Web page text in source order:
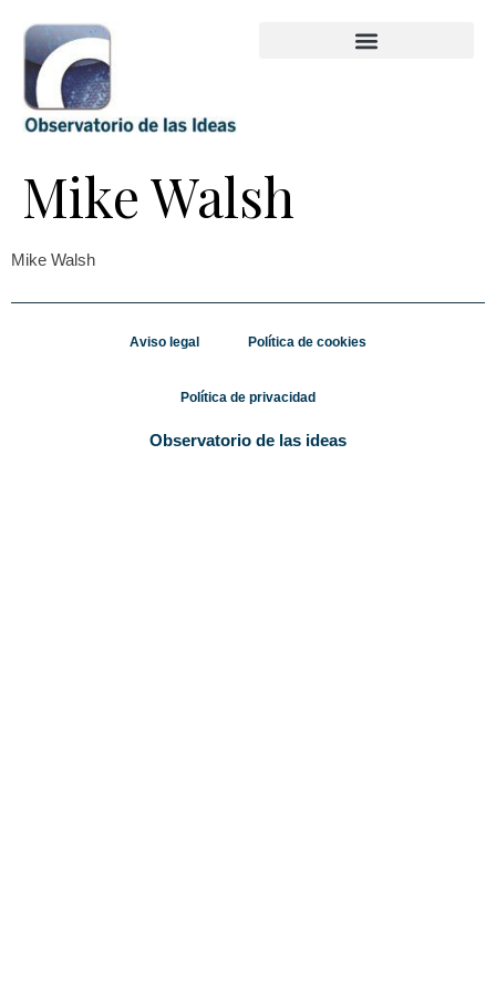
Mike Walsh
Mike Walsh
Aviso legal Política de cookies
Política de privacidad
Observatorio de las ideas